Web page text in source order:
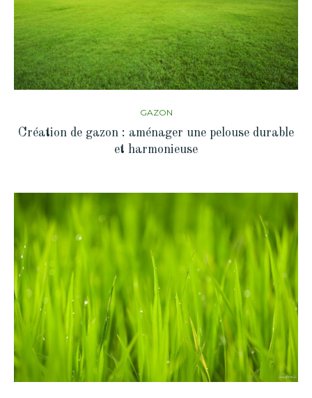
GAZON
Création de gazon : aménager une pelouse durable
et harmonieuse